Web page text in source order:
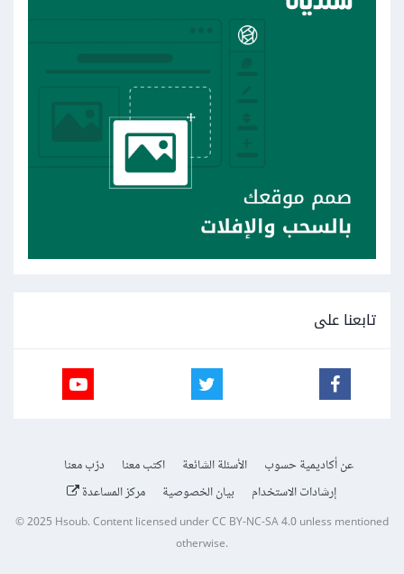
تابعنا على
عن أكاديمية حسوب الأسئلة الشائعة اكتب معنا
درّب معنا
إرشادات الاستخدام
بيان الخصوصية مركز المساعدة
© 2025Hsoub.Content licensed underCC BY-NC-SA 4.0unless mentioned
otherwise.